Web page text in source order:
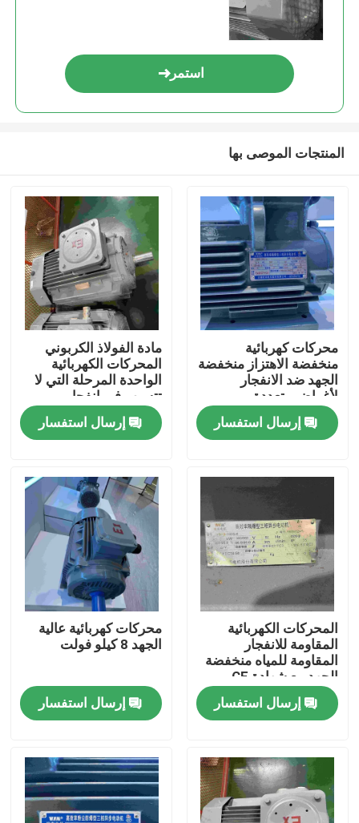
بيت
منتجات
جولة في المعمل
رقابة جودة
اتصل بنا
اطلب اقتباس
محرك كهربائي عالي الكفاءة
محركات كهربائية أحادية الطور
استمر
المنتجات الموصى بها
محركات كهربائية
منخفضة الاهتزاز منخفضة
الجهد ضد الانفجار
لأغراض متعددة
إرسال استفسار
مادة الفولاذ الكربوني
المحركات الكهربائية
الواحدة المرحلة التي لا
تتسبب في انفجار
إرسال استفسار
المحركات الكهربائية
المقاومة للانفجار
المقاومة للمياه منخفضة
الجهد مع شهادة CE
إرسال استفسار
محركات كهربائية عالية
الجهد 8 كيلو فولت
إرسال استفسار